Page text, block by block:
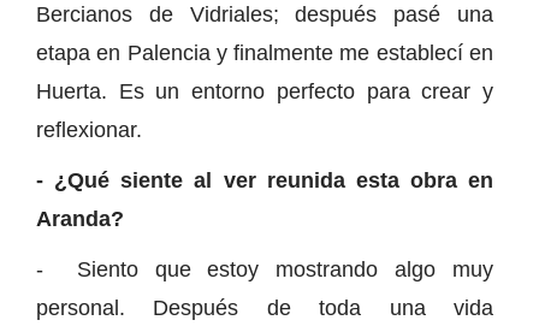
Bercianos de Vidriales; después pasé una
etapa en Palencia y finalmente me establecí en
Huerta. Es un entorno perfecto para crear y
reflexionar.
- ¿Qué siente al ver reunida esta obra en
Aranda?
- Siento que estoy mostrando algo muy
personal. Después de toda una vida